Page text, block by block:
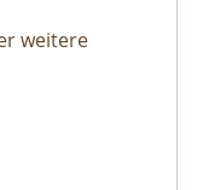
weitere